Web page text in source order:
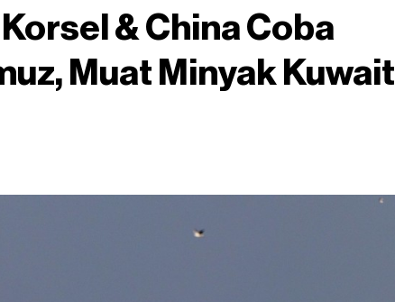
& China Coba
Muat Minyak Kuwait